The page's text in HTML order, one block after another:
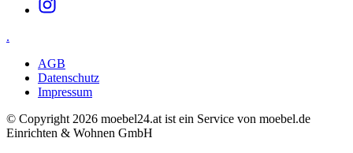
.
AGB
Datenschutz
Impressum
© Copyright 2026 moebel24.at ist ein Service von moebel.de
Einrichten & Wohnen GmbH